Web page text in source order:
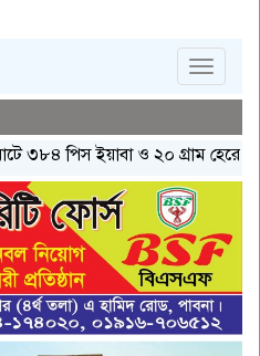
Toggle
পিস ইয়াবা ও ২০ গ্রাম হেরোইনসহ